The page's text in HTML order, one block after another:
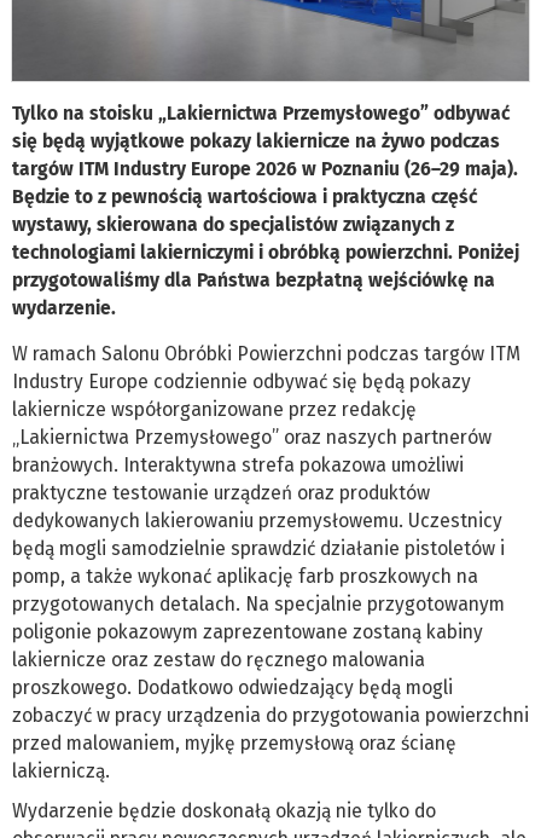
Tylko na stoisku „Lakiernictwa Przemysłowego” odbywać
się będą wyjątkowe pokazy lakiernicze na żywo podczas
targów ITM Industry Europe 2026 w Poznaniu (26–29 maja).
Będzie to z pewnością wartościowa i praktyczna część
wystawy, skierowana do specjalistów związanych z
technologiami lakierniczymi i obróbką powierzchni. Poniżej
przygotowaliśmy dla Państwa bezpłatną wejściówkę na
wydarzenie.
W ramach Salonu Obróbki Powierzchni podczas targów ITM
Industry Europe codziennie odbywać się będą pokazy
lakiernicze współorganizowane przez redakcję
„Lakiernictwa Przemysłowego” oraz naszych partnerów
branżowych. Interaktywna strefa pokazowa umożliwi
praktyczne testowanie urządzeń oraz produktów
dedykowanych lakierowaniu przemysłowemu. Uczestnicy
będą mogli samodzielnie sprawdzić działanie pistoletów i
pomp, a także wykonać aplikację farb proszkowych na
przygotowanych detalach. Na specjalnie przygotowanym
poligonie pokazowym zaprezentowane zostaną kabiny
lakiernicze oraz zestaw do ręcznego malowania
proszkowego. Dodatkowo odwiedzający będą mogli
zobaczyć w pracy urządzenia do przygotowania powierzchni
przed malowaniem, myjkę przemysłową oraz ścianę
lakierniczą.
Wydarzenie będzie doskonałą okazją nie tylko do